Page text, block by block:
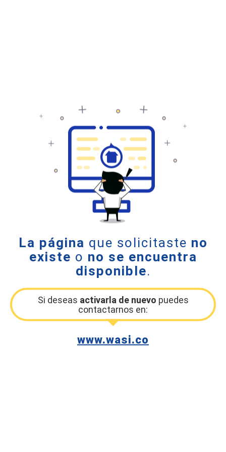
La página que solicitaste no
existe o no se encuentra
disponible.
Si deseas activarla de nuevo puedes
contactarnos en:
www.wasi.co